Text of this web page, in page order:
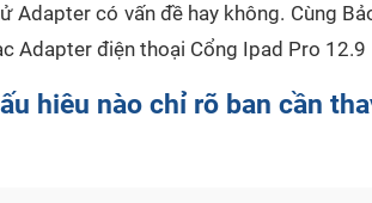
Adapter có vấn đề hay không. Cùng
Adapter điện thoại Cổng Ipad Pro
hiệu nào chỉ rõ bạn cần